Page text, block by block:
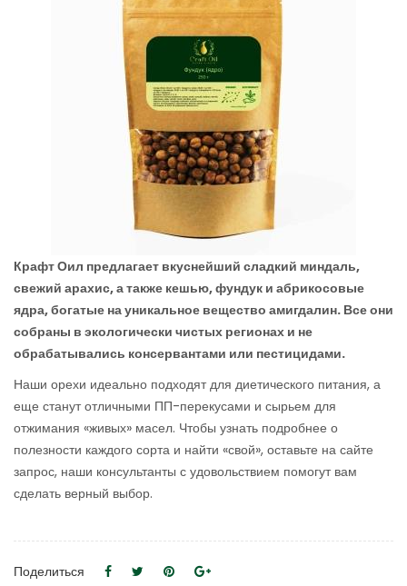
Крафт Оил предлагает вкуснейший сладкий миндаль,
свежий арахис, а также кешью, фундук и абрикосовые
ядра, богатые на уникальное вещество амигдалин. Все они
собраны в экологически чистых регионах и не
обрабатывались консервантами или пестицидами.
Наши орехи идеально подходят для диетического питания, а
еще станут отличными ПП-перекусами и сырьем для
отжимания «живых» масел. Чтобы узнать подробнее о
полезности каждого сорта и найти «свой», оставьте на сайте
запрос, наши консультанты с удовольствием помогут вам
сделать верный выбор.
Поделиться